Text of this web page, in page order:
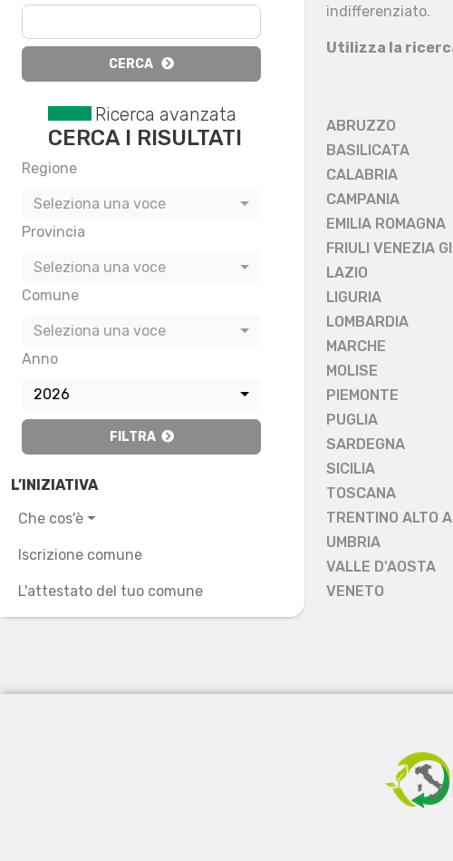
CERCA
Ricerca avanzata
CERCA I RISULTATI
Regione
Seleziona una voce
Provincia
Seleziona una voce
Comune
Seleziona una voce
Anno
2026
FILTRA
L’INIZIATIVA
Che cos'è
Iscrizione comune
L'attestato del tuo comune
indifferenziato.
Utilizza la
ABRUZZO
BASILICATA
CALABRIA
CAMPANIA
EMILIA ROMAGNA
FRIULI VENEZIA
LAZIO
LIGURIA
LOMBARDIA
MARCHE
MOLISE
PIEMONTE
PUGLIA
SARDEGNA
SICILIA
TOSCANA
TRENTINO ALTO
UMBRIA
VALLE D'AOSTA
VENETO